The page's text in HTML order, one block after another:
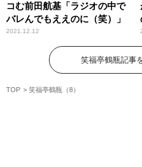
コむ前田航基「ラジオの中で
バレんでもええのに（笑）」
2021.12.12
笑福亭鶴瓶記事
TOP 笑福亭鶴瓶（8）